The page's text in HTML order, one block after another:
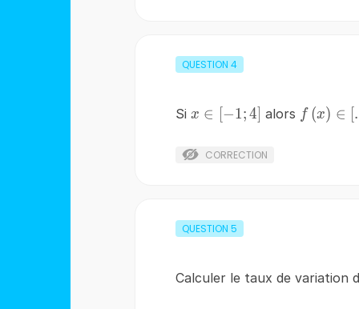
QUESTION 4
Si
x\in
x ∈ −1;4 alors f (x) ∈
CORRECTION
QUESTION 5
Calculer le taux de variation